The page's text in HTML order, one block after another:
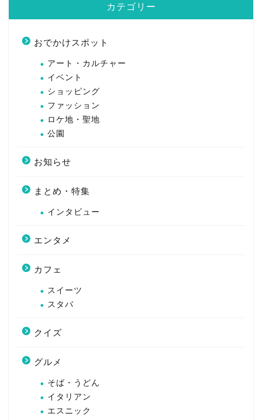
カテゴリー
おでかけスポット
アート・カルチャー
イベント
ショッピング
ファッション
ロケ地・聖地
公園
お知らせ
まとめ・特集
インタビュー
エンタメ
カフェ
スイーツ
スタバ
クイズ
グルメ
そば・うどん
イタリアン
エスニック